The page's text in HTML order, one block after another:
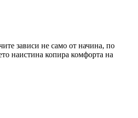
зависи не само от начина, по
наистина копира комфорта на